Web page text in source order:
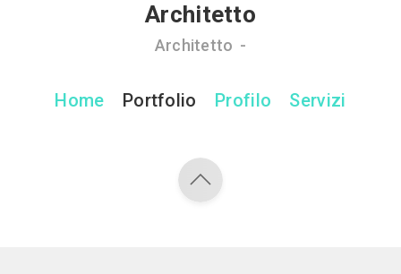
Architetto
Architetto -
Home Portfolio Profilo Servizi